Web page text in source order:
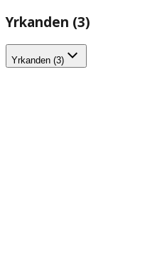
Yrkanden (3)
Yrkanden (3)